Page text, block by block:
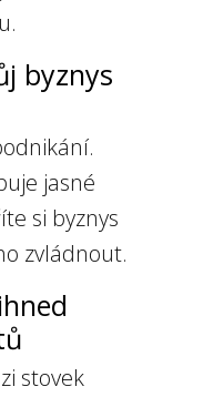
byznys
jasné
si byznys
zvládnout.
stovek